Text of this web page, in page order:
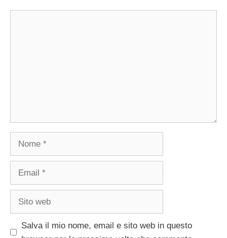
Nome
Email
Sito
Salva il mio nome, email e sito web in questo